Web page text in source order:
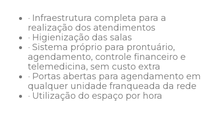
· Infraestrutura completa para a
realização dos atendimentos
· Higienização das salas
· Sistema próprio para prontuário,
agendamento, controle financeiro e
telemedicina, sem custo extra
· Portas abertas para agendamento em
qualquer unidade franqueada da rede
· Utilização do espaço por hora